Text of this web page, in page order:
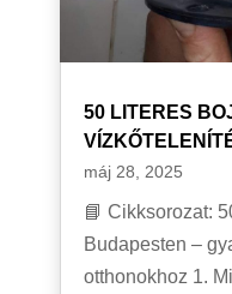
50 LITERES
máj 28, 2025
📘 Cikksorozat:
Budapesten –
otthonokhoz 1.